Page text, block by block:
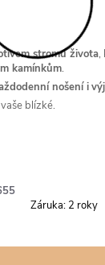
stromu života,
kamínkům.
nošení i
blízké.
Záruka: 2 roky